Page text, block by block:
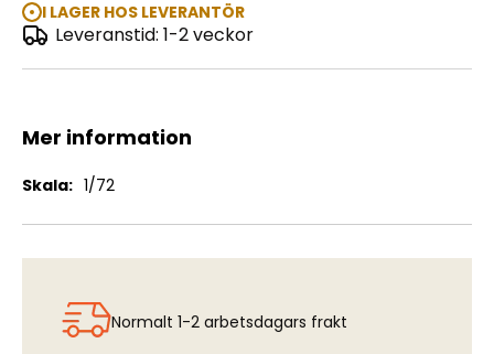
I LAGER HOS LEVERANTÖR
Leveranstid: 1-2 veckor
Mer information
Mer
1/72
Normalt 1-2 arbetsdagars frakt